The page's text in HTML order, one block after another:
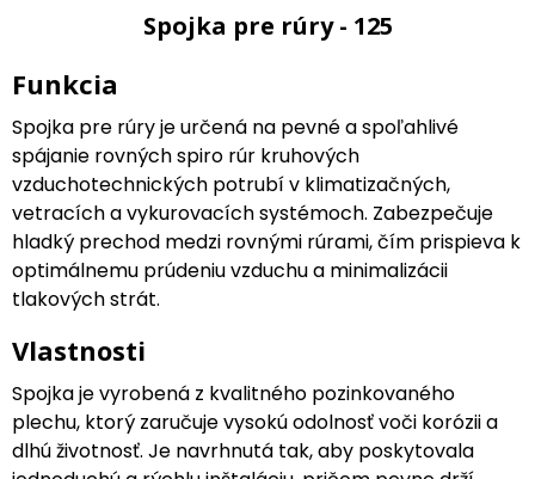
Spojka pre rúry - 125
Funkcia
Spojka pre rúry je určená na pevné a spoľahlivé
spájanie rovných spiro rúr kruhových
vzduchotechnických potrubí v klimatizačných,
vetracích a vykurovacích systémoch. Zabezpečuje
hladký prechod medzi rovnými rúrami, čím prispieva k
optimálnemu prúdeniu vzduchu a minimalizácii
tlakových strát.
Vlastnosti
Spojka je vyrobená z kvalitného pozinkovaného
plechu, ktorý zaručuje vysokú odolnosť voči korózii a
dlhú životnosť. Je navrhnutá tak, aby poskytovala